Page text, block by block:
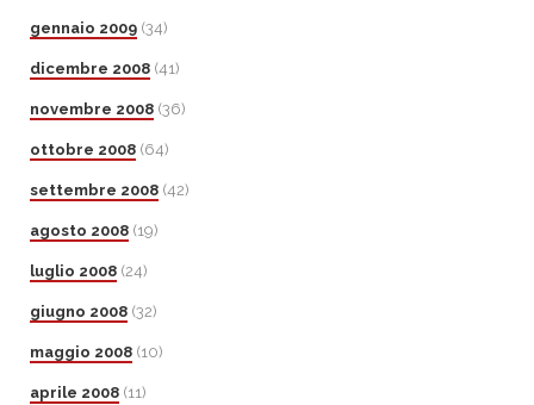
gennaio 2009 (34)
dicembre 2008 (41)
novembre 2008 (36)
ottobre 2008 (64)
settembre 2008 (42)
agosto 2008 (19)
luglio 2008 (24)
giugno 2008 (32)
maggio 2008 (10)
aprile 2008 (11)